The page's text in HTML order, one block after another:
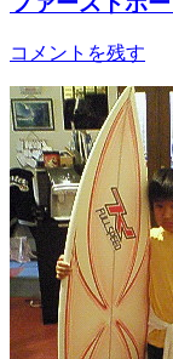
コメントを残す